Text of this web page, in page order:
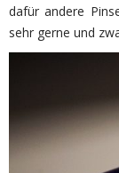
dafür andere
sehr gerne und